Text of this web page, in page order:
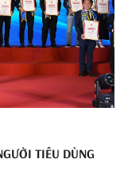
TIÊU DÙNG